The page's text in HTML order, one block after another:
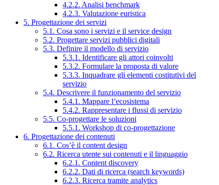
4.2.2. Analisi benchmark
4.2.3. Valutazione euristica
5. Progettazione dei servizi
5.1. Cosa sono i servizi e il service design
5.2. Progettare servizi pubblici digitali
5.3. Definire il modello di servizio
5.3.1. Identificare gli attori coinvolti
5.3.2. Formulare la proposta di valore
5.3.3. Inquadrare gli elementi costitutivi del
servizio
5.4. Descrivere il funzionamento del servizio
5.4.1. Mappare l’ecosistema
5.4.2. Rappresentare i flussi di servizio
5.5. Co-progettare le soluzioni
5.5.1. Workshop di co-progettazione
6. Progettazione dei contenuti
6.1. Cos’è il content design
6.2. Ricerca utente sui contenuti e il linguaggio
6.2.1. Content discovery
6.2.2. Dati di ricerca (search keywords)
6.2.3. Ricerca tramite analytics